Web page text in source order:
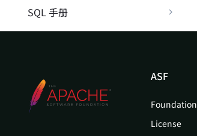
SQL 手册
ASF
Foundation
License